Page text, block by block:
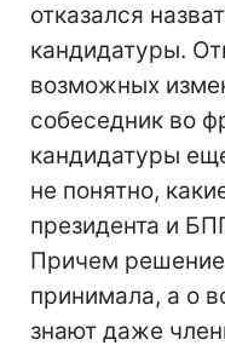
отказался
кандидатуры.
возможных
собеседник во
кандидатуры
не понятно,
президента и
Причем
принимала, а о
знают даже